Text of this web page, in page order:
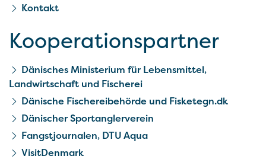
Kontakt
Kooperationspartner
Dänisches Ministerium für Lebensmittel,
Landwirtschaft und Fischerei
Dänische Fischereibehörde und Fisketegn.dk
Dänischer Sportanglerverein
Fangstjournalen, DTU Aqua
VisitDenmark